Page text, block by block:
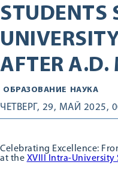
STUDENTS
AFTER A.D.
ОБРАЗОВАНИЕ НАУКА
ЧЕТВЕРГ, 29, МАЙ 2025,
Celebrating Excellence:
at the XVIII Intra-University